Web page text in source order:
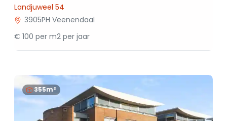
Landjuweel 54
3905PH Veenendaal
€ 100 per m2 per jaar
355m²